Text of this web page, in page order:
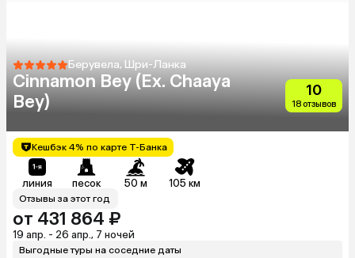
Берувела, Шри-Ланка
Cinnamon Bey (Ex. Chaaya
Bey)
10
18 отзывов
Кешбэк 4% по карте Т-Банка
линия песок 50 м 105 км
Отзывы за этот год
от 431 864 ₽
19 апр. - 26 апр., 7 ночей
Выгодные туры на соседние даты